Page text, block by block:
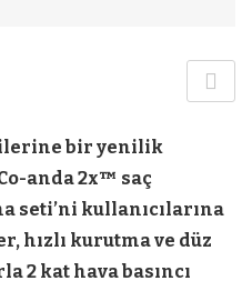
bir yenilik
anda 2x™ saç
seti’ni kullanıcılarına
hızlı kurutma ve düz
2 kat hava basıncı